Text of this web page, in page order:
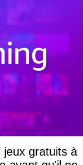
jeux gratuits à